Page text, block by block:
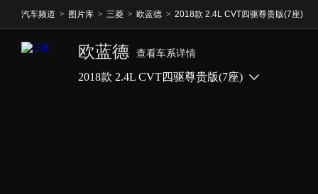
汽车频道 > 图片库 > 三菱 > 欧蓝德 > 2018款 2.4L CVT四驱尊贵版(7座)
欧蓝德 查看车系详情
2018款 2.4L CVT四驱尊贵版(7座)